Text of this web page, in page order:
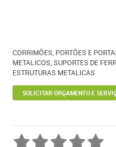
CORRIMÕES, PORTÕES E
METALICOS, SUPORTES DE
ESTRUTURAS METALICAS
SOLICITAR ORÇAMENTO E